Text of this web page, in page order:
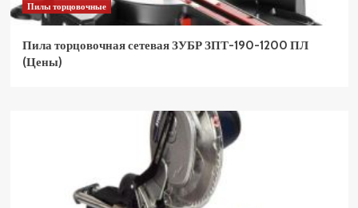
Пилы торцовочные
Пила торцовочная сетевая ЗУБР ЗПТ-190-1200 ПЛ
(Цены)